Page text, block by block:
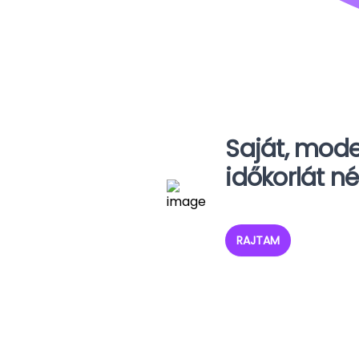
Saját,
időkorlát
RAJTAM